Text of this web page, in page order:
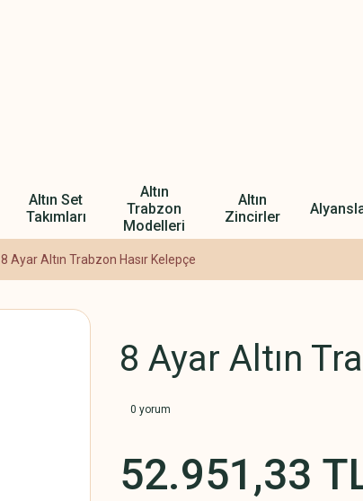
Altın Set
Takımları
Altın
Trabzon
Modelleri
Altın
Zincirler
8 Ayar Altın Trabzon Hasır Kelepçe
8 Ayar Altın
0 yorum
52.951,33